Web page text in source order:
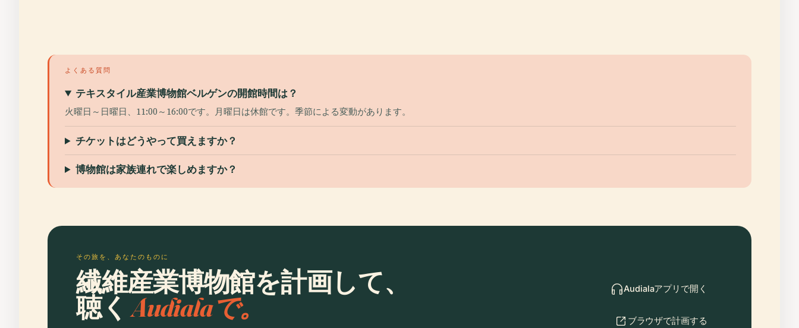
よくある質問
テキスタイル産業博物館ベルゲンの開館時間は？
火曜日～日曜日、11:00～16:00です。月曜日は休館です。季節による変動があります。
チケットはどうやって買えますか？
博物館は家族連れで楽しめますか？
その旅を、あなたのものに
繊維産業博物館を計画して、
聴くAudialaで。
Audialaアプリで開く
ブラウザで計画する